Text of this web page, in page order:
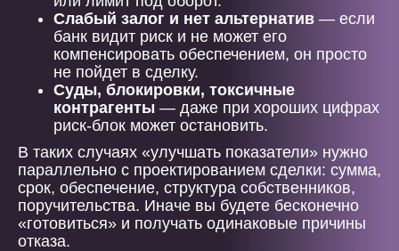
Слабый залог и нет альтернатив — если
банк видит риск и не может его
компенсировать обеспечением, он просто
не пойдет в сделку.
Суды, блокировки, токсичные
контрагенты — даже при хороших цифрах
риск-блок может остановить.
В таких случаях «улучшать показатели» нужно
параллельно с проектированием сделки: сумма,
срок, обеспечение, структура собственников,
поручительства. Иначе вы будете бесконечно
«готовиться» и получать одинаковые причины
отказа.